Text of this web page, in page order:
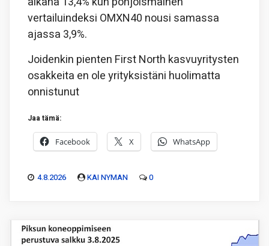
vertailuindeksi OMXN40 nousi samassa
ajassa 3,9%.
Joidenkin pienten First North kasvuyritysten
osakkeita en ole yrityksistäni huolimatta
onnistunut
Jaa tämä:
Facebook X WhatsApp
4.8.2026 KAI NYMAN 0